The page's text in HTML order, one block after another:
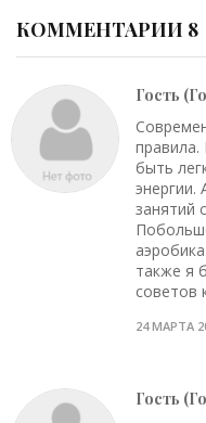
КОММЕНТАРИИ 8
Гость
быть
энергии.
занятий
также я
советов
24 МАРТА
Гость